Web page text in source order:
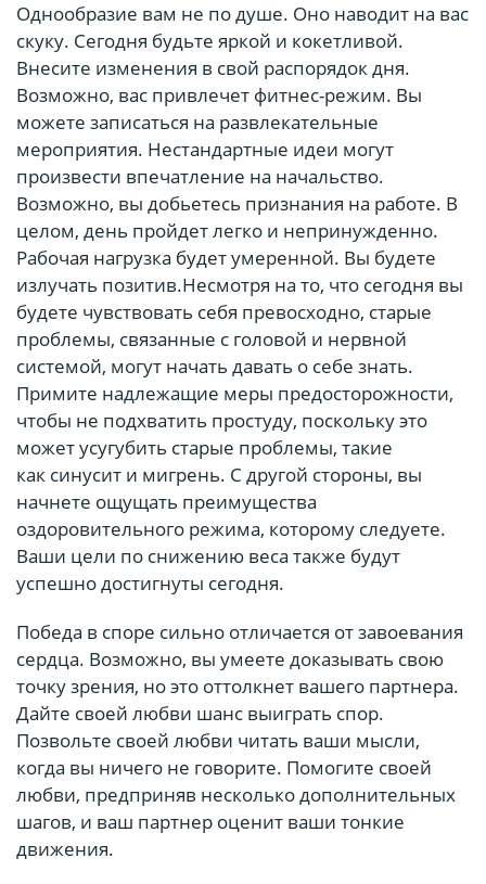
Однообразие вам не по душе. Оно наводит на вас
скуку. Сегодня будьте яркой и кокетливой.
Внесите изменения в свой распорядок дня.
Возможно, вас привлечет фитнес-режим. Вы
можете записаться на развлекательные
мероприятия. Нестандартные идеи могут
произвести впечатление на начальство.
Возможно, вы добьетесь признания на работе. В
целом, день пройдет легко и непринужденно.
Рабочая нагрузка будет умеренной. Вы будете
излучать позитив.Несмотря на то, что сегодня вы
будете чувствовать себя превосходно, старые
проблемы, связанные с головой и нервной
системой, могут начать давать о себе знать.
Примите надлежащие меры предосторожности,
чтобы не подхватить простуду, поскольку это
может усугубить старые проблемы, такие
как синусит и мигрень. С другой стороны, вы
начнете ощущать преимущества
оздоровительного режима, которому следуете.
Ваши цели по снижению веса также будут
успешно достигнуты сегодня.
Победа в споре сильно отличается от завоевания
сердца. Возможно, вы умеете доказывать свою
точку зрения, но это оттолкнет вашего партнера.
Дайте своей любви шанс выиграть спор.
Позвольте своей любви читать ваши мысли,
когда вы ничего не говорите. Помогите своей
любви, предприняв несколько дополнительных
шагов, и ваш партнер оценит ваши тонкие
движения.